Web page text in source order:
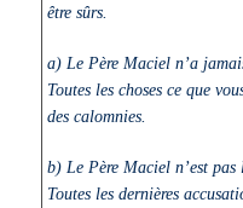
être sûrs.
a) Le Père Maciel n’a
Toutes les choses ce que
des calomnies.
b) Le Père Maciel n’est pas
Toutes les dernières